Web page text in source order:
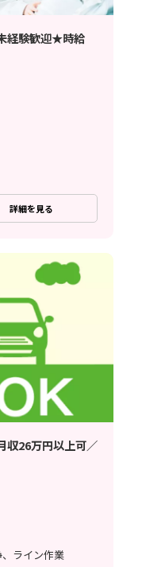
経験歓迎★時給
詳細を見る
収26万円以上可／
ライン作業